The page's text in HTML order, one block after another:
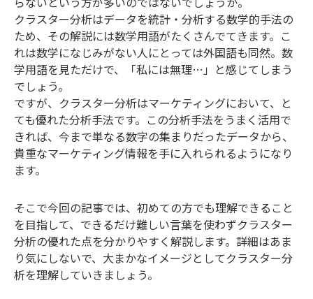
クラスター分析はデータを統計・分析する数学的手法の
ため、その解説には数学用語がたくさんでてきます。こ
れは数学になじみがない人にとっては外国語も同然。数
学用語を見ただけで、「私には無理…」と感じてしまう
でしょう。
ですが、クラスター分析はマーケティングにおいて、と
ても優れた分析手法です。この分析手法をうまく活用で
きれば、今まで単なる数字の集まりだったデータから、
貴重なマーケティング情報を手に入れられるようになり
ます。
そこで今回の記事では、初めての方でも理解できること
を目指して、できるだけ難しい言葉を使わずクラスター
分析の優れた点を分かりやすく解説します。詳細はあま
り気にしないで、大まかなイメージとしてクラスター分
析を理解していきましょう。